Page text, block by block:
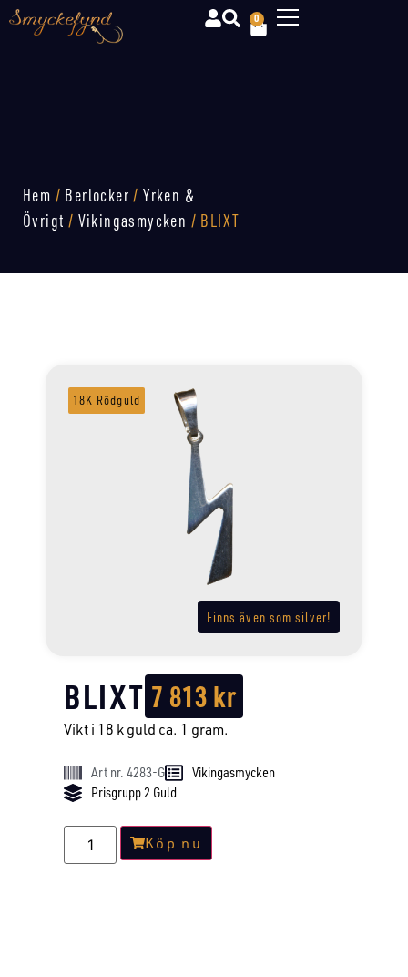
0
Hem / Berlocker /Yrken &
Övrigt / Vikingasmycken / BLIXT
Finns även som silver!
18K Rödguld
BLIXT 7 813kr
Vikt i 18 k guld ca. 1 gram.
Art nr. 4283-G
Vikingasmycken
Prisgrupp 2 Guld
Köp nu